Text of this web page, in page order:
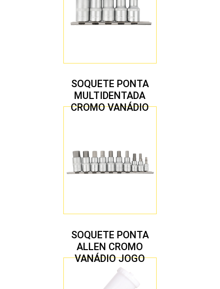
SOQUETE PONTA
MULTIDENTADA
CROMO VANÁDIO
SOQUETE PONTA
ALLEN CROMO
VANÁDIO JOGO
COM 10 PEÇAS